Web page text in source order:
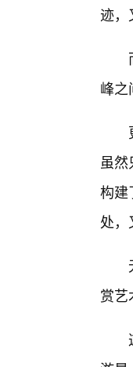
迹，
峰之
虽
构建
处，
赏艺